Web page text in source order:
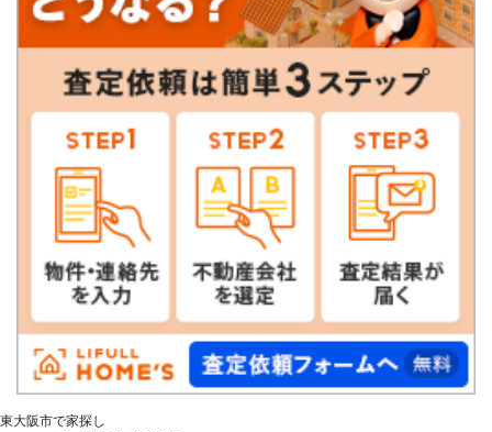
東大阪市で家探し